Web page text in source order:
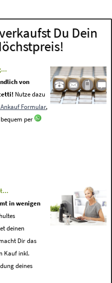
Du Dein
von
Nutze dazu
Formular,
per
in wenigen
deinen
Dir das
Kauf inkl.
deines